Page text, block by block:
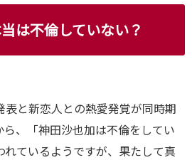
は不倫していない？
表と新恋人との熱愛発覚が同時期
ら、「神田沙也加は不倫をしてい
れているようですが、果たして真